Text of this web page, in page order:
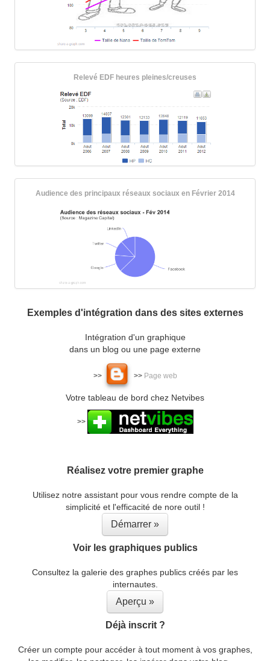
Relevé EDF heures pleines/creuses
Audience des principaux réseaux sociaux en Février 2014
Exemples d'intégration dans des sites externes
Intégration d'un graphique
dans un blog ou une page externe
>> >> Page web
Votre tableau de bord chez Netvibes
>>
Réalisez votre premier graphe
Utilisez notre assistant pour vous rendre compte de la
simplicité et l'efficacité de nore outil !
Démarrer »
Voir les graphiques publics
Consultez la galerie des graphes publics créés par les
internautes.
Aperçu »
Déjà inscrit ?
Créer un compte pour accéder à tout moment à vos graphes,